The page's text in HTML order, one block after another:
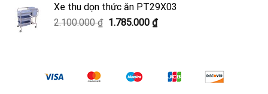
2.000.000 ₫.là:
1.800.000 ₫.
Xe thu dọn thức ăn PT29X03
2.100.000₫ Giá
1.785.000 ₫Giá
1.785.000 ₫.